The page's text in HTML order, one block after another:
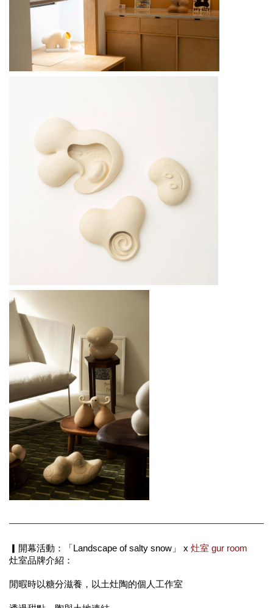
▎開幕活動：「 Landscape of salty snow」 x 灶室 gur room
灶室品牌介紹：
閒暇時以糖分滋養，以土灶陶的個人工作室